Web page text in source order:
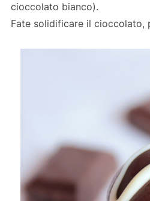
cioccolato bianco).
Fate solidificare il cioccolato,